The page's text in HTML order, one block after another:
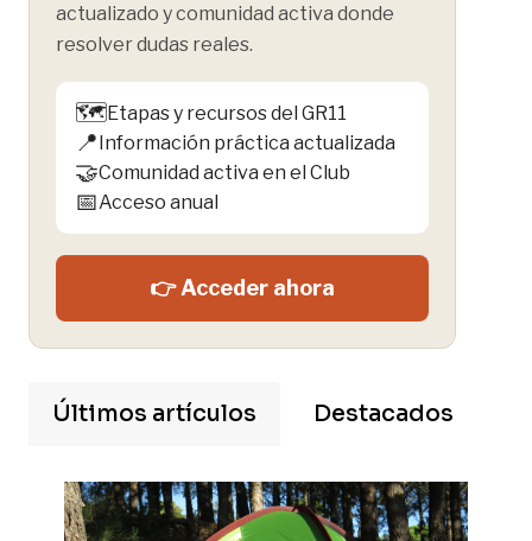
actualizado y comunidad activa donde
resolver dudas reales.
🗺️Etapas y recursos del GR11
📍Información práctica actualizada
🤝Comunidad activa en el Club
📅Acceso anual
👉 Acceder ahora
Últimos artículos Destacados